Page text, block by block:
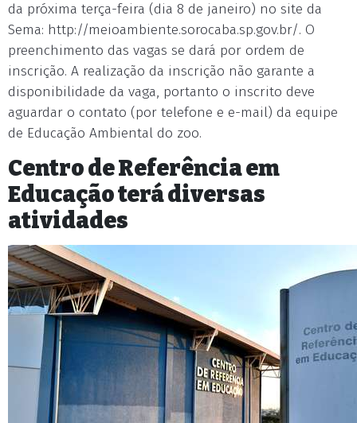
da próxima terça-feira (dia 8 de janeiro) no site da
Sema: http://meioambiente.sorocaba.sp.gov.br/. O
preenchimento das vagas se dará por ordem de
inscrição. A realização da inscrição não garante a
disponibilidade da vaga, portanto o inscrito deve
aguardar o contato (por telefone e e-mail) da equipe
de Educação Ambiental do zoo.
Centro de Referência em
Educação terá diversas
atividades